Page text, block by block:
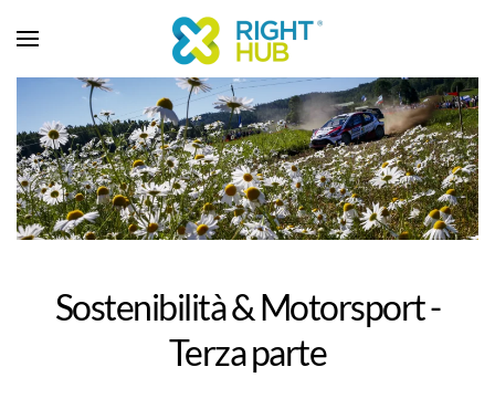
Sostenibilità & Motorsport -
Terza parte